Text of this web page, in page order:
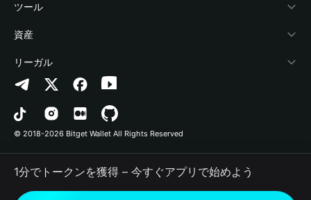
暗号資産ニュース
Help Center
お問い合わせ
ブランドリソース
キャリア
Payfi Crypto
Crypto Swap API
Altcoin Season Index
Prediction Markets
DApp
RWA
ウォレットを接続
Bitget Wallet Pay
プロジェクトを掲載
保護基金
セキュリティ技術
ツール
暗号資産を購入
認証検出
コントラクト検出
一括送金
資産
Arbitrum
Avalanche
Bitcoin
Polygon
リーガル
プライバシーポリシー
利用規約
© 2018-2026 Bitget Wallet All Rights Reserved
1分でトークンを獲得 – 今すぐアプリで始めよう